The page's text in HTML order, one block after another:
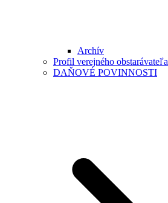
Archív
Profil verejného obstarávateľa
DAŇOVÉ POVINNOSTI